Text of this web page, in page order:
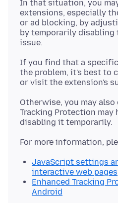
In that situation, you
extensions, especially
or ad blocking, by
by temporarily
If you find that a
the problem, it's best to
Otherwise, you may also
Tracking Protection may
JavaScript settings
interactive web pages
Enhanced Tracking
Android